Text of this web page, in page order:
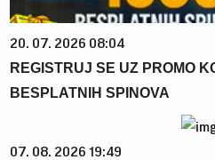
20. 07. 2026 08:04
REGISTRUJ SE UZ PROMO
BESPLATNIH SPINOVA
07. 08. 2026 19:49